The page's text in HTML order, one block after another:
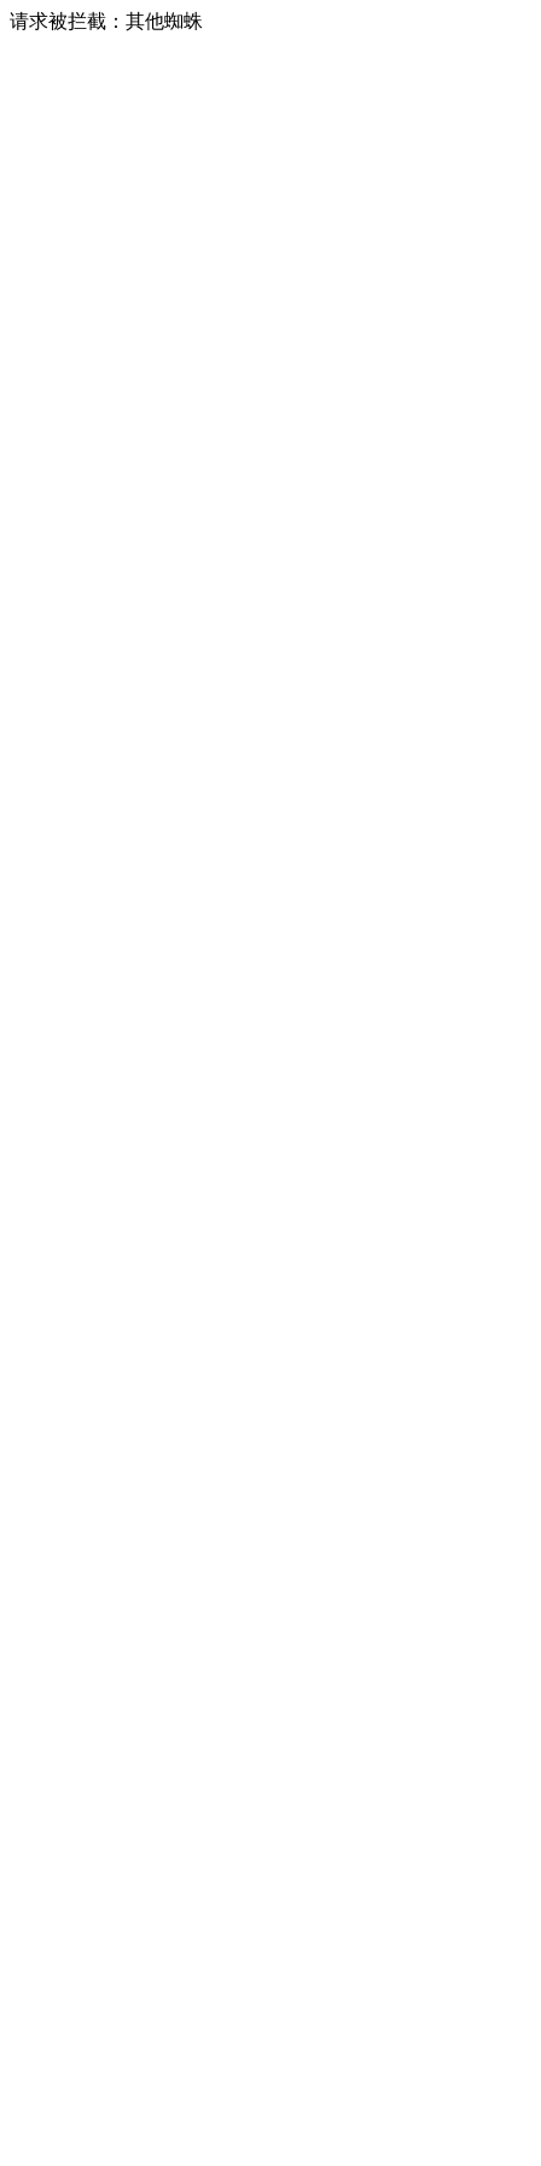
请求被拦截：其他蜘蛛